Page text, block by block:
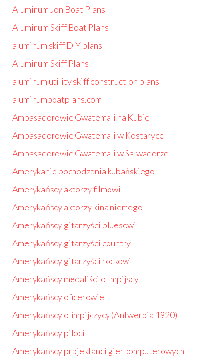
Aluminum Jon Boat Plans
Aluminum Skiff Boat Plans
aluminum skiff DIY plans
Aluminum Skiff Plans
aluminum utility skiff construction plans
aluminumboatplans.com
Ambasadorowie Gwatemali na Kubie
Ambasadorowie Gwatemali w Kostaryce
Ambasadorowie Gwatemali w Salwadorze
Amerykanie pochodzenia kubańskiego
Amerykańscy aktorzy filmowi
Amerykańscy aktorzy kina niemego
Amerykańscy gitarzyści bluesowi
Amerykańscy gitarzyści country
Amerykańscy gitarzyści rockowi
Amerykańscy medaliści olimpijscy
Amerykańscy oficerowie
Amerykańscy olimpijczycy (Antwerpia 1920)
Amerykańscy piloci
Amerykańscy projektanci gier komputerowych